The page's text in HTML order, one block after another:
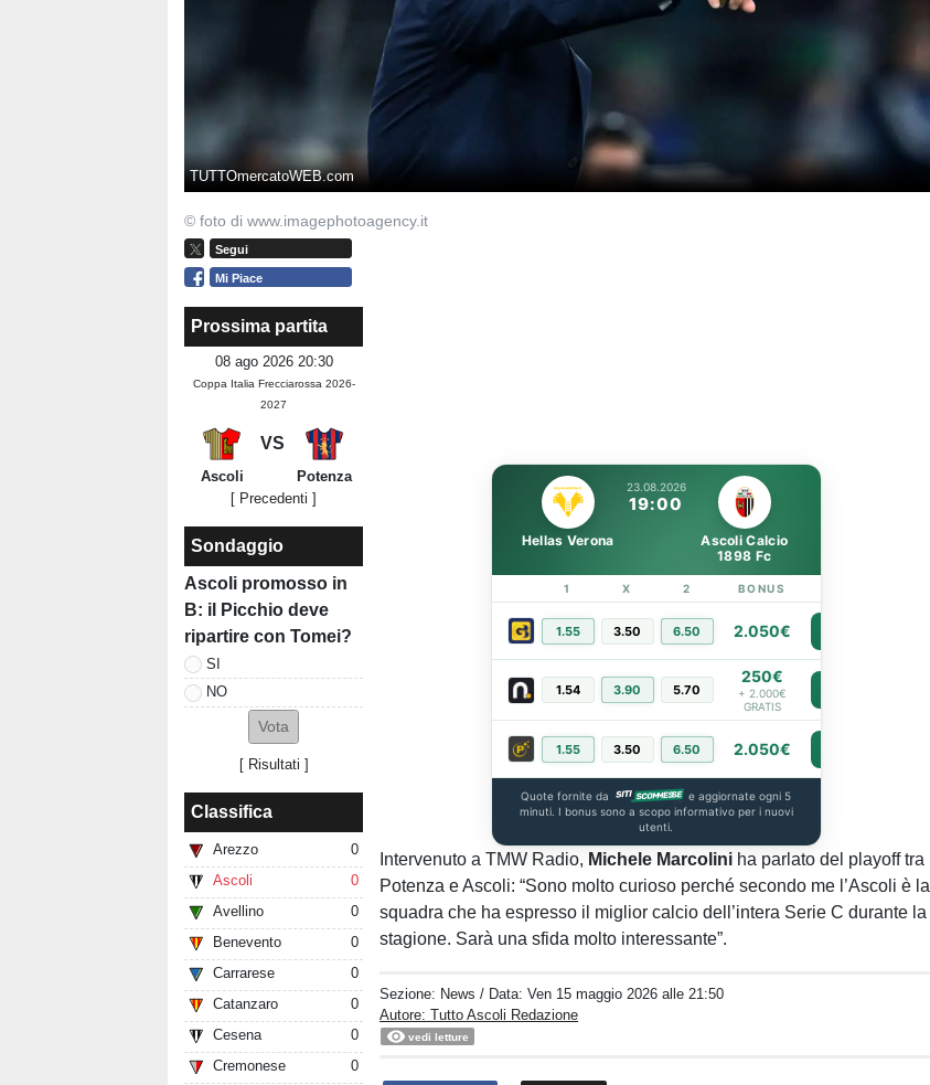
TUTTOmercatoWEB.com
© foto di www.imagephotoagency.it
Segui
Mi Piace
Prossima partita
08 ago 2026 20:30
Coppa Italia Frecciarossa 2026-
2027
VS
Ascoli
Potenza
[ Precedenti ]
Sondaggio
Ascoli promosso in
B: il Picchio deve
ripartire con Tomei?
SI
NO
[ Risultati ]
Classifica
Arezzo
0
Ascoli
0
Avellino
0
Benevento
0
Carrarese
0
Catanzaro
0
Cesena
0
Cremonese
0
23.08.2026
19:00
Hellas Verona
Ascoli Calcio
1898 Fc
1 X 2 BONUS
1.55 3.50 6.50 2.050€
1.54 3.90 5.70
250€
+ 2.000€
GRATIS
1.55 3.50 6.50 2.050€
Quote fornite da
e aggiornate ogni 5
minuti. I bonus sono a scopo informativo per i nuovi
utenti.
Intervenuto a TMW Radio, Michele Marcolini ha parlato del playoff tra
Potenza e Ascoli: “Sono molto curioso perché secondo me l’Ascoli è la
squadra che ha espresso il miglior calcio dell’intera Serie C durante la
stagione. Sarà una sfida molto interessante”.
Sezione: News / Data:Ven 15 maggio 2026 alle 21:50
Autore: Tutto Ascoli Redazione
vedi letture